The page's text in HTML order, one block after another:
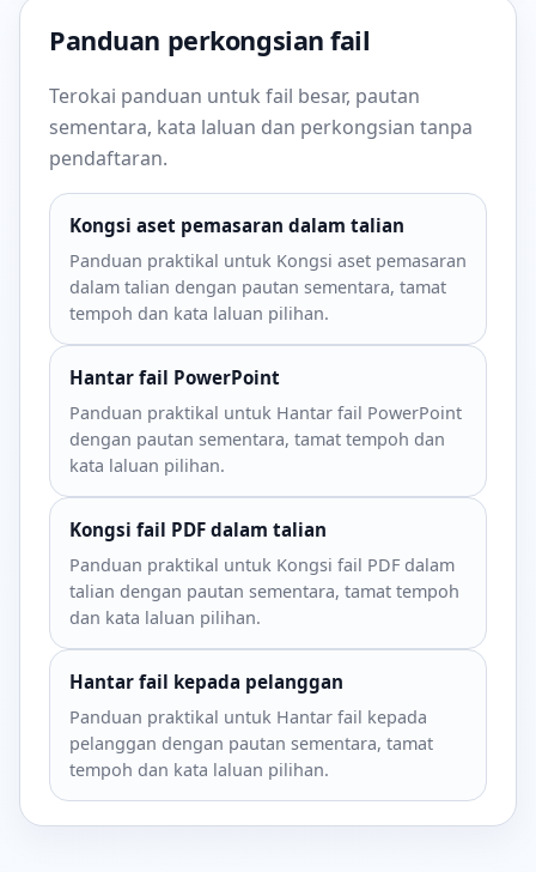
Panduan perkongsian fail
Terokai panduan untuk fail besar, pautan
sementara, kata laluan dan perkongsian tanpa
pendaftaran.
Kongsi aset pemasaran dalam talian
Panduan praktikal untuk Kongsi aset pemasaran
dalam talian dengan pautan sementara, tamat
tempoh dan kata laluan pilihan.
Hantar fail PowerPoint
Panduan praktikal untuk Hantar fail PowerPoint
dengan pautan sementara, tamat tempoh dan
kata laluan pilihan.
Kongsi fail PDF dalam talian
Panduan praktikal untuk Kongsi fail PDF dalam
talian dengan pautan sementara, tamat tempoh
dan kata laluan pilihan.
Hantar fail kepada pelanggan
Panduan praktikal untuk Hantar fail kepada
pelanggan dengan pautan sementara, tamat
tempoh dan kata laluan pilihan.